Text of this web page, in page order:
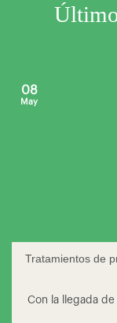
Tratamientos de
Con la llegada de
08
May